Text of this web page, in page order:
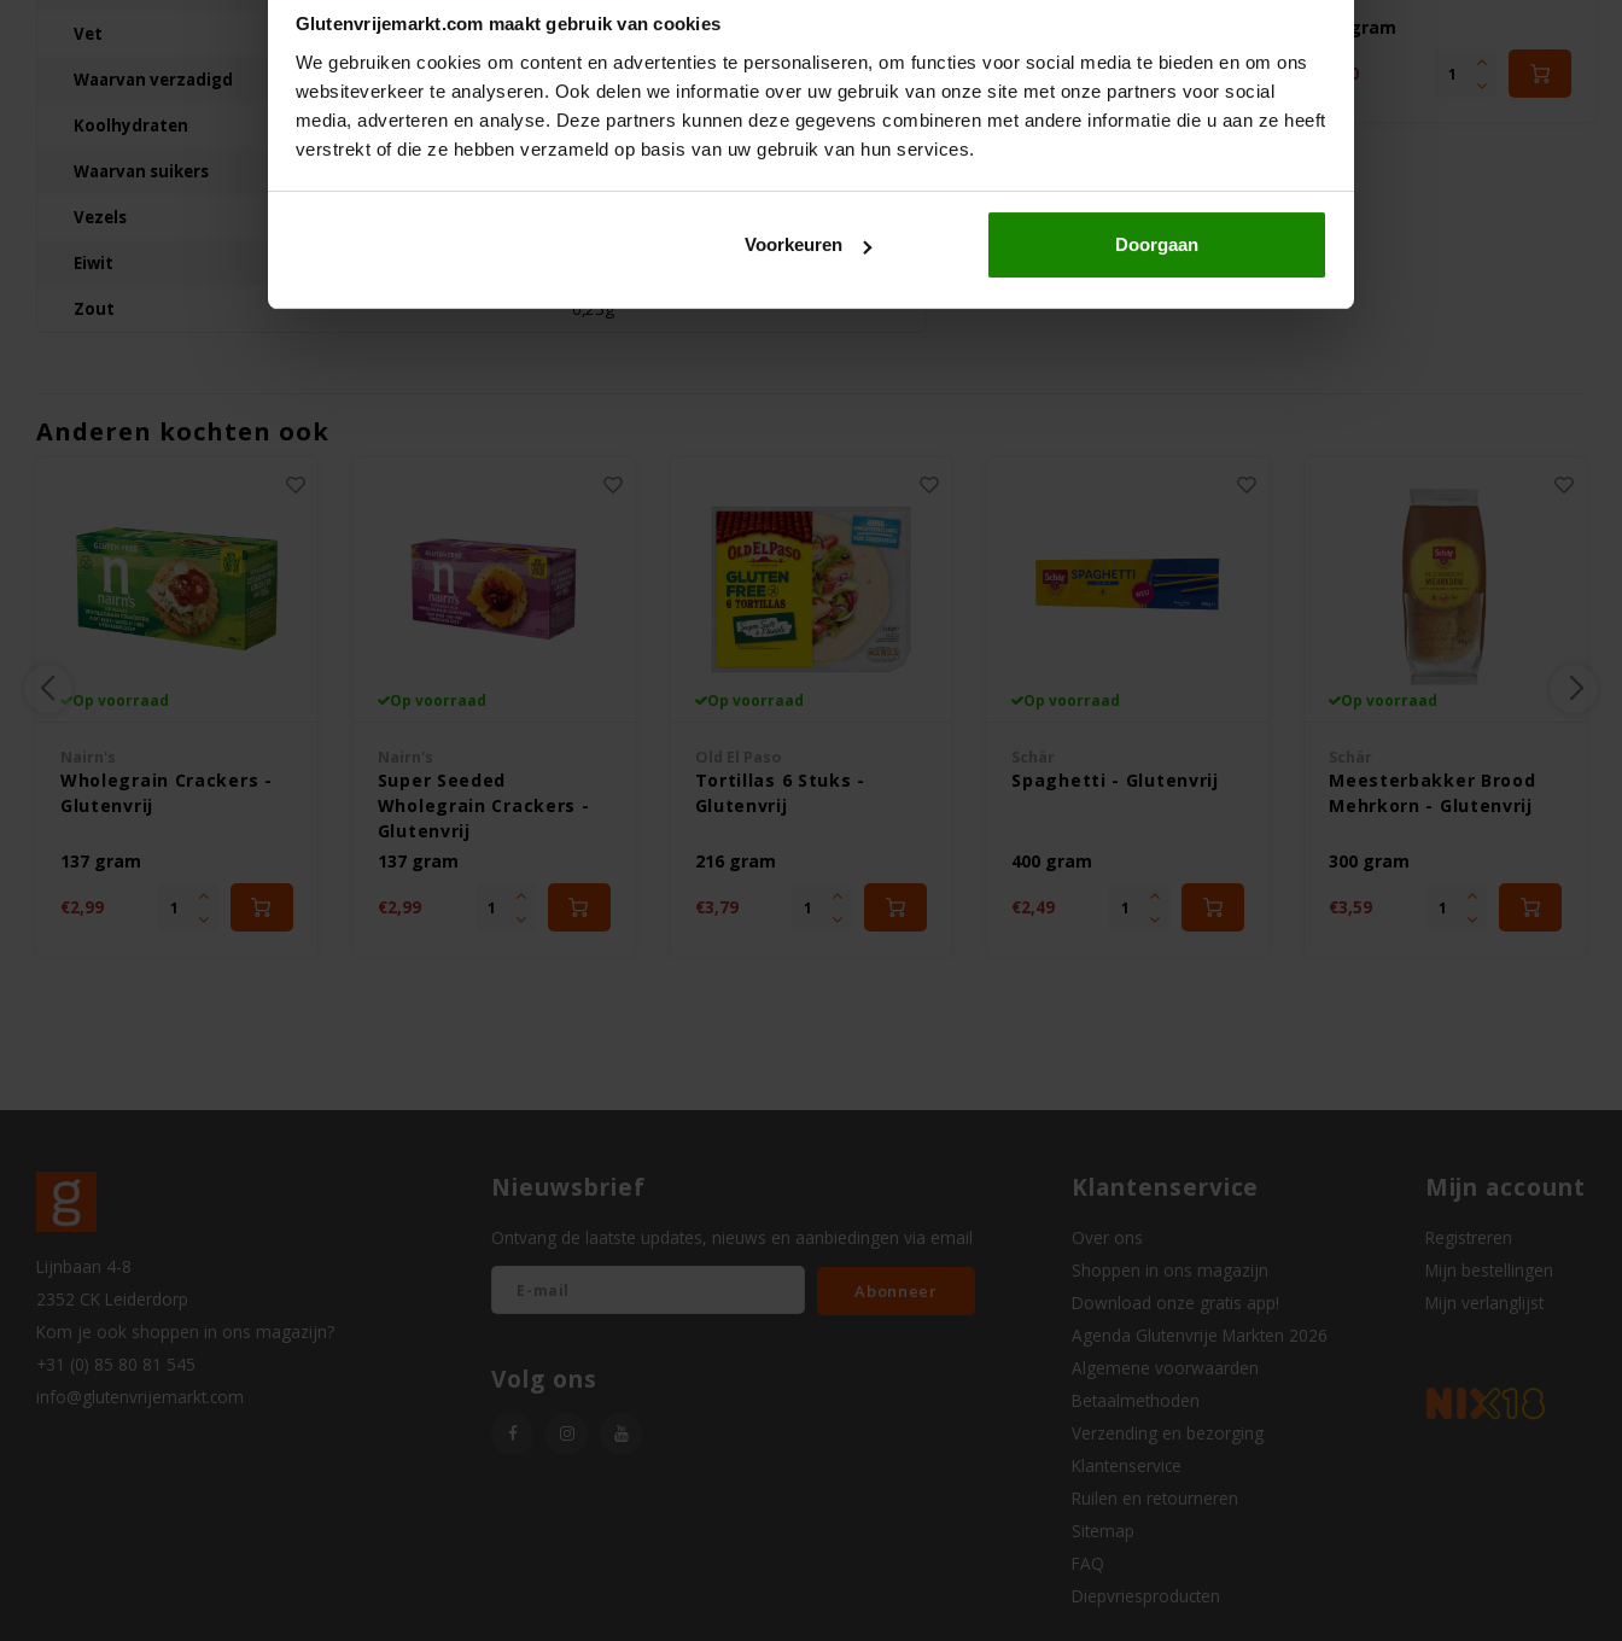
Glutenvrijemarkt.com maakt gebruik van cookies
We gebruiken cookies om content en advertenties te personaliseren, om functies voor social media te bieden en om ons
websiteverkeer te analyseren. Ook delen we informatie over uw gebruik van onze site met onze partners voor social
media, adverteren en analyse. Deze partners kunnen deze gegevens combineren met andere informatie die u aan ze heeft
verstrekt of die ze hebben verzameld op basis van uw gebruik van hun services.
Voorkeuren Doorgaan
Vet 20g
Waarvan verzadigd 9,8g
Koolhydraten 36g
Waarvan suikers
Vezels
Eiwit
Zout 0,25g
100 gram
€5,19
85 gram
€3,89 €3,99
160 gram
€5,30
Anderen kochten ook
Op voorraad
Wholegrain Crackers -
Glutenvrij
137 gram
€2,99
Op voorraad
Super Seeded
Wholegrain Crackers -
Glutenvrij
137 gram
€2,99
Op voorraad
Tortillas 6 Stuks -
Glutenvrij
216 gram
€3,79
Op voorraad
Spaghetti - Glutenvrij
400 gram
€2,49
Op voorraad
Meesterbakker Brood
Mehrkorn - Glutenvrij
300 gram
€3,59
Lijnbaan 4-8
2352 CK Leiderdorp
Kom je ook shoppen in ons magazijn?
+31 (0) 85 80 81 545
info@glutenvrijemarkt.com
Nieuwsbrief
Ontvang de laatste updates, nieuws en aanbiedingen via email
Abonneer
Volg ons
Klantenservice
Over ons
Shoppen in ons magazijn
Download onze gratis app!
Agenda Glutenvrije Markten 2026
Algemene voorwaarden
Betaalmethoden
Verzending en bezorging
Klantenservice
Ruilen en retourneren
Sitemap
FAQ
Diepvriesproducten
Mijn account
Registreren
Mijn bestellingen
Mijn verlanglijst